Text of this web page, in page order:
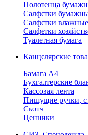
Полотенца
Салфетки
Салфетки влажные
Салфетки
Туалетная бумага
Канцелярские
Бамага А4
Бухгалтерские
Кассовая лента
Пишущие ручки,
Скотч
Ценники